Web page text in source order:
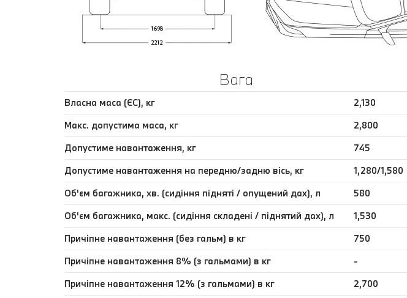
Вага
Власна маса (ЄС), кг
2,130
Макс. допустима маса, кг
2,800
Допустиме навантаження, кг
745
Допустиме навантаження на передню/задню вісь, кг
1,280/1,580
Об'єм багажника, хв. (сидіння підняті / опущений дах), л
580
Об'єм багажника, макс. (сидіння складені / піднятий дах), л
1,530
Причіпне навантаження (без гальм) в кг
750
Причіпне навантаження 8% (з гальмами) в кг
-
Причіпне навантаження 12% (з гальмами) в кг
2,700